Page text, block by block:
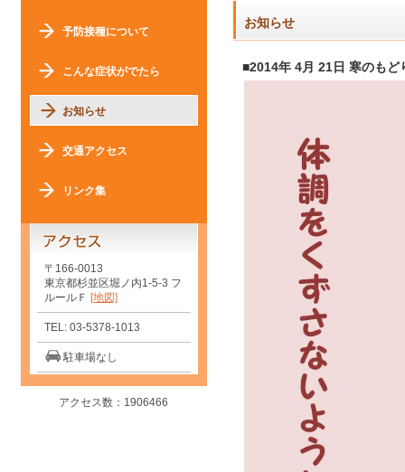
お知らせ
■2014年 4月 21日 寒のもど
予防接種について
こんな症状がでたら
お知らせ
交通アクセス
リンク集
〒166-0013
東京都杉並区堀ノ内1-5-3 フ
ルールＦ [地図]
TEL: 03-5378-1013
駐車場なし
アクセス数：1906466